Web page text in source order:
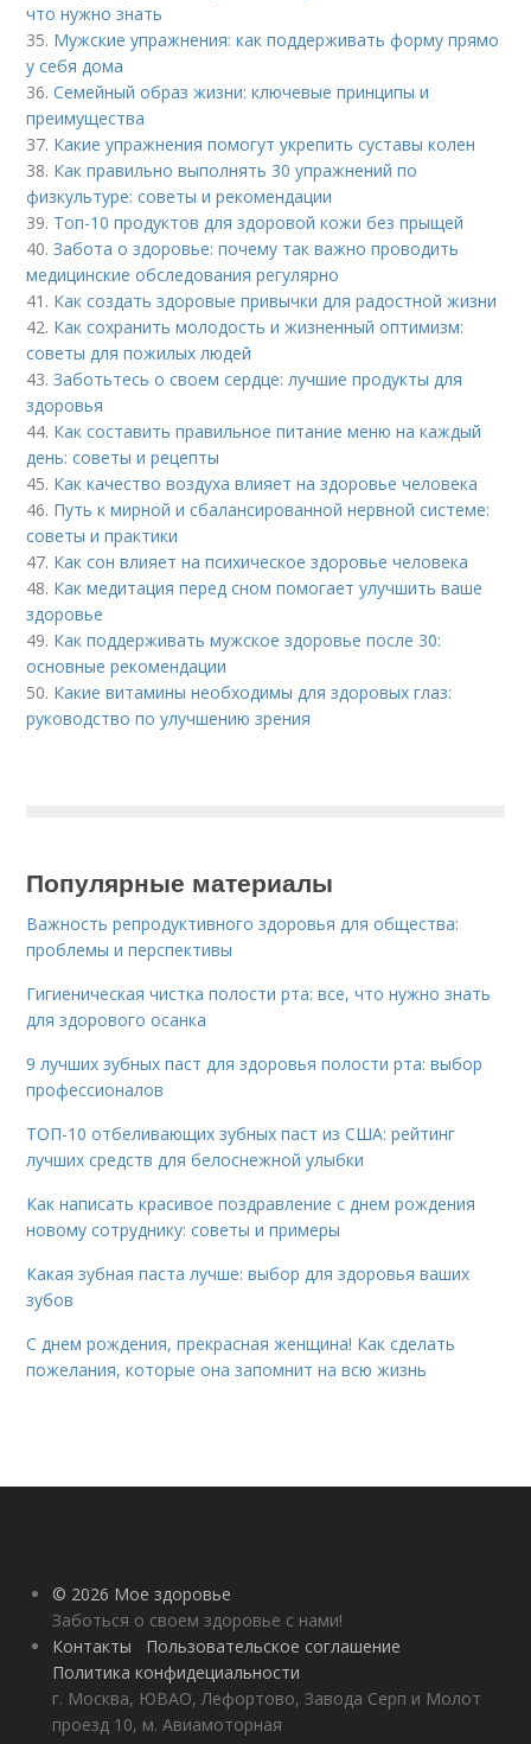
что нужно знать
35. Мужские упражнения: как поддерживать форму прямо
у себя дома
36.Семейный образ жизни: ключевые принципы и
преимущества
37. Какие упражнения помогут укрепить суставы колен
38. Как правильно выполнять 30 упражнений по
физкультуре: советы и рекомендации
39. Топ-10 продуктов для здоровой кожи без прыщей
40.Забота о здоровье: почему так важно проводить
медицинские обследования регулярно
41. Как создать здоровые привычки для радостной жизни
42. Как сохранить молодость и жизненный оптимизм:
советы для пожилых людей
43.Заботьтесь о своем сердце: лучшие продукты для
здоровья
44. Как составить правильное питание меню на каждый
день: советы и рецепты
45. Как качество воздуха влияет на здоровье человека
46. Путь к мирной и сбалансированной нервной системе:
советы и практики
47. Как сон влияет на психическое здоровье человека
48. Как медитация перед сном помогает улучшить ваше
здоровье
49. Как поддерживать мужское здоровье после 30:
основные рекомендации
50. Какие витамины необходимы для здоровых глаз:
руководство по улучшению зрения
Популярные материалы
Важность репродуктивного здоровья для общества:
проблемы и перспективы
Гигиеническая чистка полости рта: все, что нужно знать
для здорового осанка
9 лучших зубных паст для здоровья полости рта: выбор
профессионалов
ТОП-10 отбеливающих зубных паст из США: рейтинг
лучших средств для белоснежной улыбки
Как написать красивое поздравление с днем рождения
новому сотруднику: советы и примеры
Какая зубная паста лучше: выбор для здоровья ваших
зубов
С днем рождения, прекрасная женщина! Как сделать
пожелания, которые она запомнит на всю жизнь
© 2026 Мое здоровье
Заботься о своем здоровье с нами!
Контакты
Пользовательское соглашение
Политика конфидециальности
г. Москва, ЮВАО, Лефортово, Завода Серп и Молот
проезд 10, м. Авиамоторная